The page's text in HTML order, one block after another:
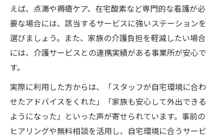
えば、点滴や褥瘡ケア、在宅酸素など専門的な看護が必
要な場合には、該当するサービスに強いステーションを
選びましょう。また、家族の介護負担を軽減したい場合
には、介護サービスとの連携実績がある事業所が安心で
す。
実際に利用した方からは、「スタッフが自宅環境に合わ
せたアドバイスをくれた」「家族も安心して外出できる
ようになった」といった声が寄せられています。事前の
ヒアリングや無料相談を活用し、自宅環境に合うサービ